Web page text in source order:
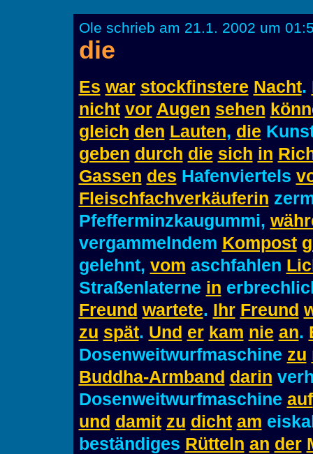
Ole schrieb am 21.1. 2002 um
die
Es war stockfinstere Nacht.
nicht vor Augen sehen
gleich den Lauten, die
geben durch die sich in
Gassen des Hafenviertels
Fleischfachverkäuferin
Pfefferminzkaugummi,
vergammelndem Kompost
gelehnt, vom aschfahlen
Straßenlaterne in
Freund wartete. Ihr Freund
zu spät. Und er kam nie an.
Dosenweitwurfmaschine zu
Buddha-Armband darin
Dosenweitwurfmaschine auf
und damit zu dicht am
beständiges Rütteln an der